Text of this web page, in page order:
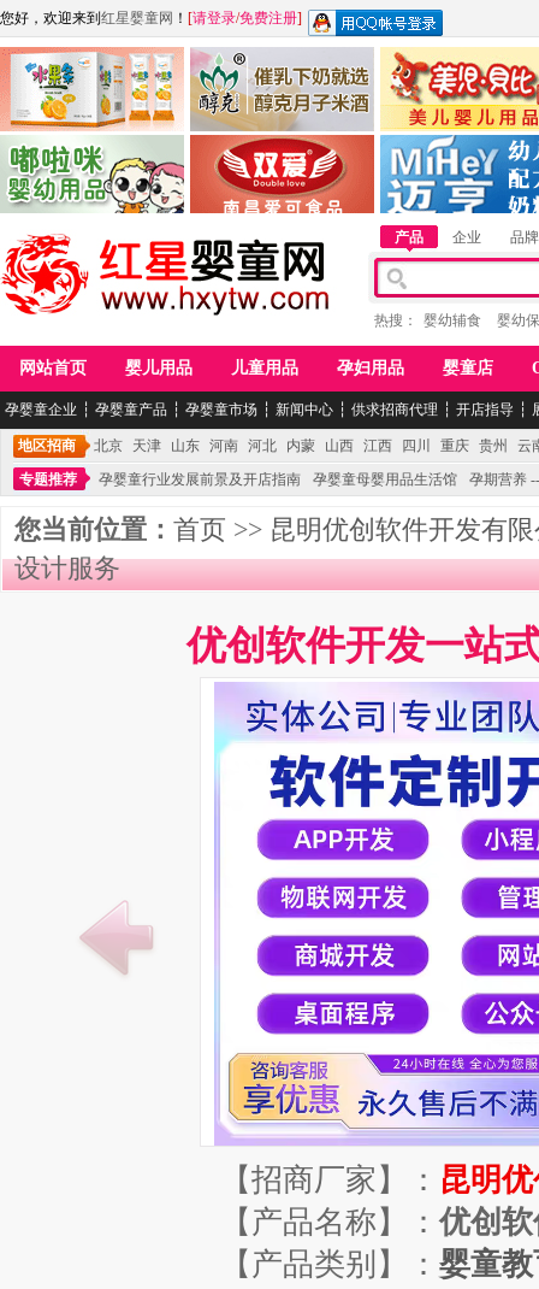
您好，欢迎来到 红星婴童网 ！ [请登录/免费注册]
江西麦嘟嘟食品有限公司
青岛嘟啦咪婴幼儿用品公司
江西醇之客月子米酒 惠州市美儿婴儿用品
湖南迈亨母婴用品有限
产品 企业 品牌
热搜： 婴幼辅食 婴幼
网站首页 婴儿用品 儿童用品 孕妇用品 婴童店
孕婴童企业 ┆ 孕婴童产品 ┆ 孕婴童市场 ┆ 新闻中心 ┆ 供求招商代理 ┆ 开店指导 ┆
地区招商 北京 天津 山东 河南 河北 内蒙 山西 江西 四川 重庆 贵州
云
专题推荐
孕婴童行业发展前景及开店指南 孕婴童母婴用品生活馆 孕期营养
您当前位置： 首页 >> 昆明优创软件开发有
设计服务
优创软件开发一站
【招商厂家】： 昆明
【产品名称】：优创
【产品类别】： 婴童